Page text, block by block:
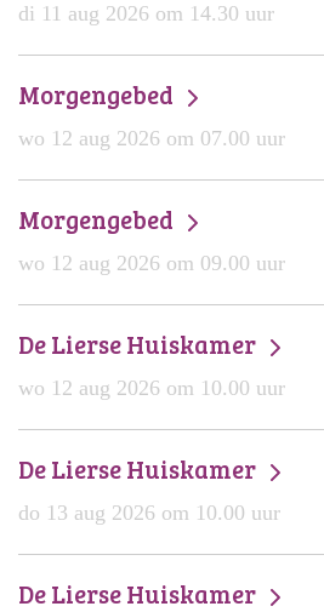
di 11 aug 2026 om 14.30 uur
Morgengebed
wo 12 aug 2026 om 07.00 uur
Morgengebed
wo 12 aug 2026 om 09.00 uur
De Lierse Huiskamer
wo 12 aug 2026 om 10.00 uur
De Lierse Huiskamer
do 13 aug 2026 om 10.00 uur
De Lierse Huiskamer